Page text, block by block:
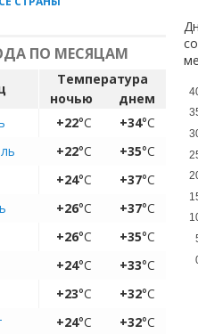
ПО МЕСЯЦАМ
Температура
ночью
днем
+22°C +34°C
+22°C +35°C
+24°C +37°C
+26°C +37°C
+26°C +35°C
+24°C +33°C
+23°C +32°C
+24°C +32°C